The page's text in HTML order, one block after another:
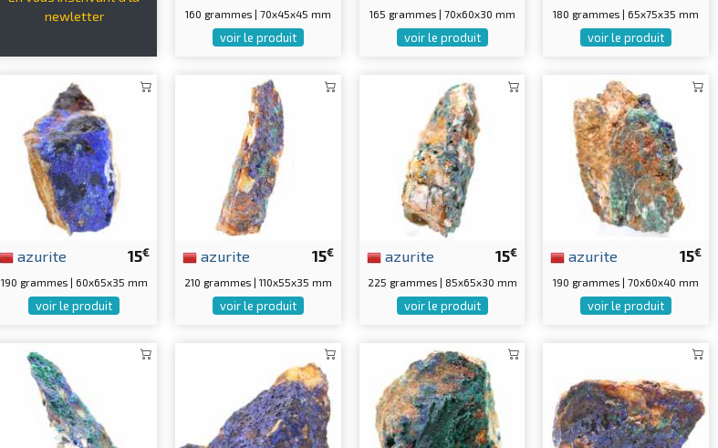
newletter
160 grammes | 70x45x45 mm
voir le produit
165 grammes | 70x60x30 mm
voir le produit
180 grammes | 65x75x35 mm
voir le produit
15€
azurite
190 grammes | 60x65x35 mm
voir le produit
15€
azurite
210 grammes | 110x55x35 mm
voir le produit
15€
azurite
225 grammes | 85x65x30 mm
voir le produit
15€
azurite
190 grammes | 70x60x40 mm
voir le produit